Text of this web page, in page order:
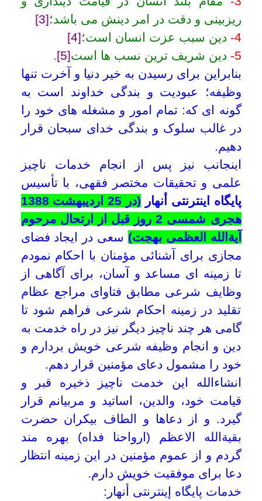
قیامت خود، والدین، اساتید و مربیانم قرار
گیرد. و از دعاها و الطاف بیکران حضرت
بقیةالله الاعظم (ارواحنا فداه) بهره مند
گردم و از عموم مؤمنین در این زمینه انتظار
دعا برای موفقیت خویش دارم.
خدمات پایگاه إینترنتی أنهار:
1) پاسـخگویی به سـؤالات کوتاه احکام
شرعی؛
2) ایجاد زمینه مناسب برای استفاده از
رساله ها و استفتائات مراجع عظام تقلید؛
3) ایجاد پیوندها برای ورود به سایت هر یک
عظام؛ پیشنهادهای خود را در جهت بهبود
خدمات بهتر از ما دریغ نفرمایند.
[1]قال علی علیه السلام: لا حیاة الّا
بالدین…
(میزان الحکمه مترجم، 14/174 از
بحارالانوار)
قال علی علیه السلام: الدین نور
(غررالحکم)
[3] قال علی علیه السلام: من دقّ فی الدین
نظره جل یوم القیامة خطره .( (غررالحکم)
[4]قال علی علیه السلام: الدین عزّ...
(غررالحکم)
قال علی علیه السلام: الدین اشرف
النسبین.(غررالحکم)
۱۳۹۵